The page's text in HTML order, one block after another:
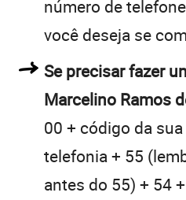
número de
você deseja se
Se precisar fazer
Marcelino Ramos
00 + código da
telefonia + 55
antes do 55) + 54